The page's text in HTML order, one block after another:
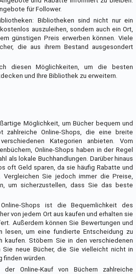
für Follower.
Bibliotheken sind nicht nur ein
auszuleihen, sondern auch ein Ort,
günstigen Preis erwerben können. Viele
die aus ihrem Bestand ausgesondert
diesen Möglichkeiten, um die besten
und Ihre Bibliothek zu erweitern.
Möglichkeit, um Bücher bequem und
zahlreiche Online-Shops, die eine breite
Kategorien anbieten. Vom
Online-Shops haben in der Regel
als lokale Buchhandlungen. Darüber hinaus
oft Geld sparen, da sie häufig Rabatte und
Vergleichen Sie jedoch immer die Preise,
um sicherzustellen, dass Sie das beste
Shops ist die Bequemlichkeit des
von jedem Ort aus kaufen und erhalten sie
Außerdem können Sie Bewertungen und
lesen, um eine fundierte Entscheidung zu
kaufen. Stöbern Sie in den verschiedenen
Sie neue Bücher, die Sie vielleicht nicht in
finden würden.
der Online-Kauf von Büchern zahlreiche